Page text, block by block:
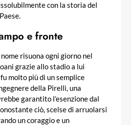
con la storia del
e fronte
risuona ogni giorno nel
grazie allo stadio a lui
molto più di un semplice
della Pirelli, una
garantito l’esenzione dal
ciò, scelse di arruolarsi
un coraggio e un